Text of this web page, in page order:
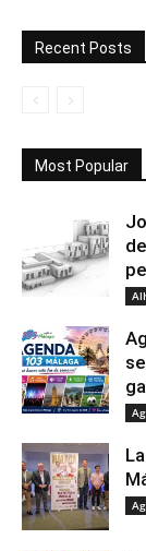
Recent Posts
Most Popular